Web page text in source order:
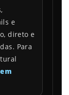
e
direto e
Para